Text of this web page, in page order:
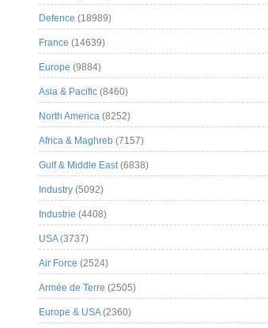
Defence (18989)
France (14639)
Europe (9884)
Asia & Pacific (8460)
North America (8252)
Africa & Maghreb (7157)
Gulf & Middle East(6838)
Industry (5092)
Industrie (4408)
USA(3737)
Air Force (2524)
Armée de Terre (2505)
Europe & USA(2360)